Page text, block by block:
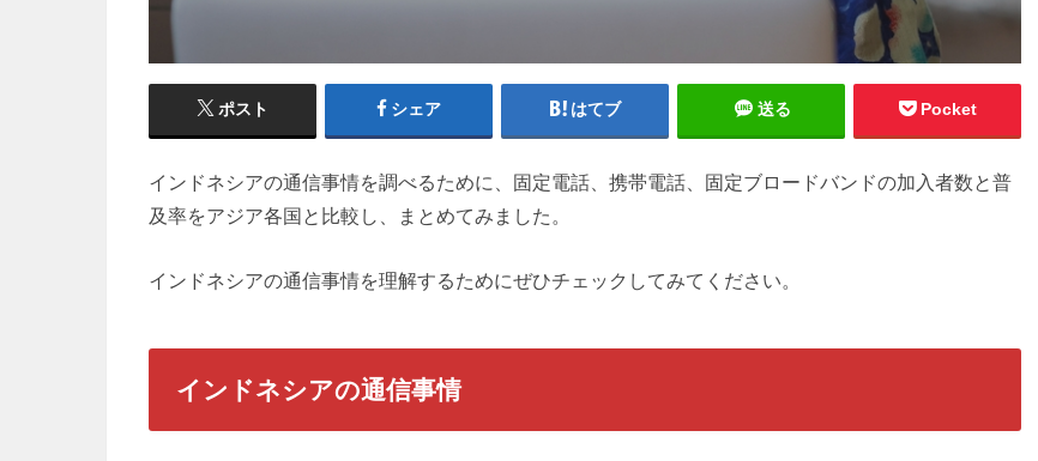
ポスト シェア はてブ 送る Pocket
インドネシアの通信事情を調べるために、固定電話、携帯電話、固定ブロードバンドの加入者数と普
及率をアジア各国と比較し、まとめてみました。
インドネシアの通信事情を理解するためにぜひチェックしてみてください。
インドネシアの通信事情